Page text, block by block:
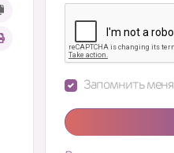
Запомнить меня